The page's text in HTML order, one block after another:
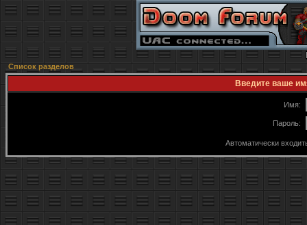
Список разделов
Введите ваше
Имя:
Пароль:
Автоматически